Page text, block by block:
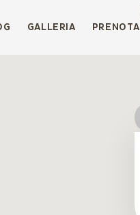
GALLERIA PRENOTA